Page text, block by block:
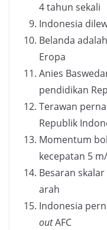
4 tahun sekali
Indonesia
Belanda
Eropa
Anies
pendidikan
Terawan
Republik
Momentum
kecepatan 5
Besaran
arah
Indonesia
outAFC